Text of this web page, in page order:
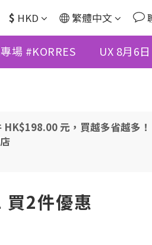
$ HKD 繁體中文
場 #KORRES UX 8月6
元，買越多省越多！
2件優惠